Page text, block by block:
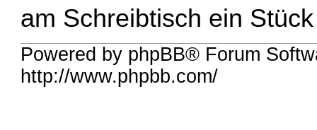
am Schreibtisch ein
Powered by phpBB® Forum
http://www.phpbb.com/